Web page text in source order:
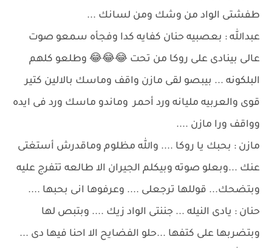
طفشتى الواد من وشك ومن لسانك ...
عبدالله : بعصبيه حنان كفايه كدا وفجأه سمعو صوت
عالى بينادى على روكا من تحت 😂😂😂 وطلعو كلهم
البلكونه ... بيبصو لقى مازن واقف وماسك بالالين كتير
قوى والعربيه مليانه ورد أحمر وماندو ماسك ورد فى ايده
وواقف ورا مازن ....
مازن : بحبك يا روكا .... والله مظلوم وماقدرش أستغتى
عنك ...وبعلو صوته وبيكلم الجيران الا طالعه تتفرج عليه
وبتضحك... قوللها ترجعلى .... وعرفوها انى بحبها ....
حنان : يادى النيله ... جننتى الواد زيك .... وبتبص لها
وبتضربها على كتفها ...حلو الفضايح الا احنا فيها دى ...